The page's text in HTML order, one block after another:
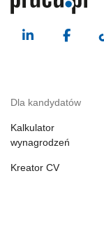
Dla kandydatów
Kalkulator
wynagrodzeń
Kreator CV